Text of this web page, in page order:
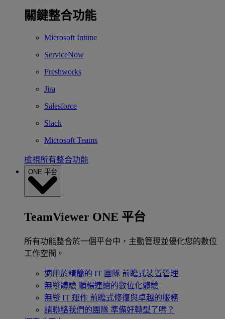
關鍵整合功能
Microsoft Intune
ServiceNow
Freshworks
Jira
Salesforce
Slack
Microsoft Teams
檢視所有整合功能
ONE 平台
TeamViewer ONE 平台
所有功能整合於一個平台中，主動管理並優化您的數位
工作空間。
適用於精簡的 IT 團隊 前瞻式裝置管理
無縫體驗 順暢連續的數位化體驗
無縫 IT 運作 前瞻式修復與卓越的服務
請聯絡我們的團隊 準備好轉型了嗎？